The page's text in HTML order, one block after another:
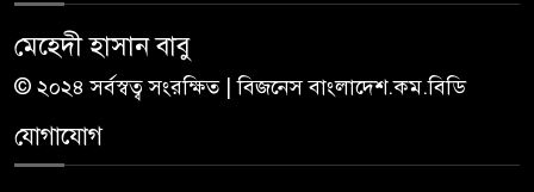
মেহেদী হাসান বাবু
© ২০২৪ সর্বস্বত্ব সংরক্ষিত | বিজনেস বাংলাদেশ.কম.বিডি
যোগাযোগ